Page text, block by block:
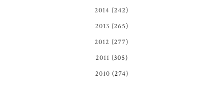
2014 (242)
2013 (265)
2012 (277)
2011 (305)
2010 (274)